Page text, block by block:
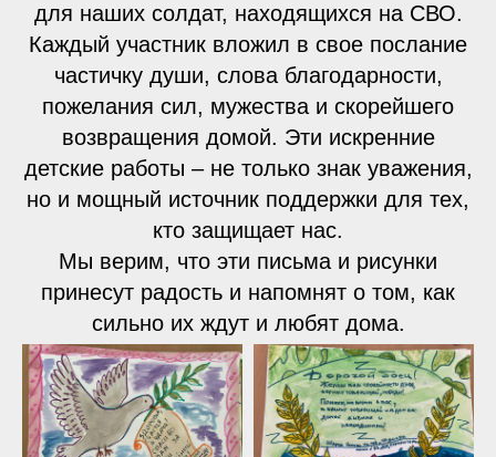
для наших солдат, находящихся на СВО.
Каждый участник вложил в свое послание
частичку души, слова благодарности,
пожелания сил, мужества и скорейшего
возвращения домой. Эти искренние
детские работы – не только знак уважения,
но и мощный источник поддержки для тех,
кто защищает нас.
Мы верим, что эти письма и рисунки
принесут радость и напомнят о том, как
сильно их ждут и любят дома.